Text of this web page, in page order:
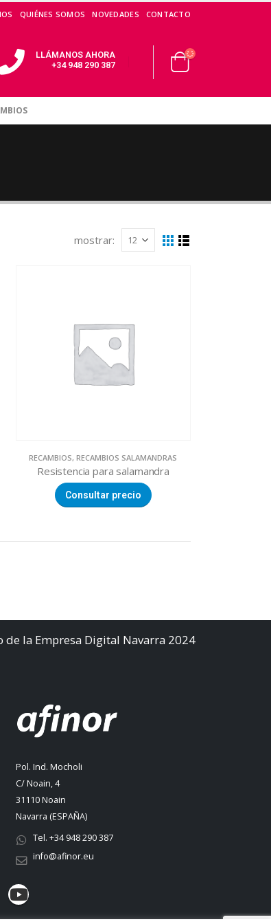
QUIÉNES SOMOS NOVEDADES CONTACTO
LLÁMANOS AHORA
+34 948 290 387
mostrar:
RECAMBIOS,RECAMBIOS SALAMANDRAS
Resistencia para salamandra
Consultar precio
la Empresa Digital Navarra 2024
Pol. Ind. Mocholi
C/ Noain, 4
31110 Noain
Navarra (ESPAÑA)
Tel. +34 948 290 387
info@afinor.eu